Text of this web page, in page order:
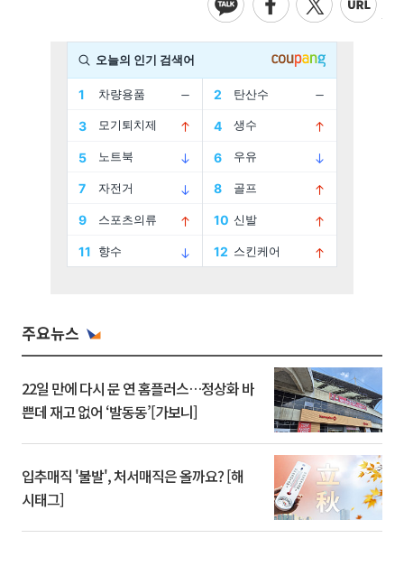
주요뉴스
22일 만에 다시 문 연 홈플러스…정상화 바
쁜데 재고 없어 ‘발동동’[가보니]
입추매직 '불발', 처서매직은 올까요? [해
시태그]